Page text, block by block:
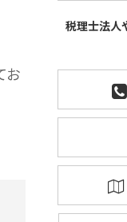
お
税理士法人